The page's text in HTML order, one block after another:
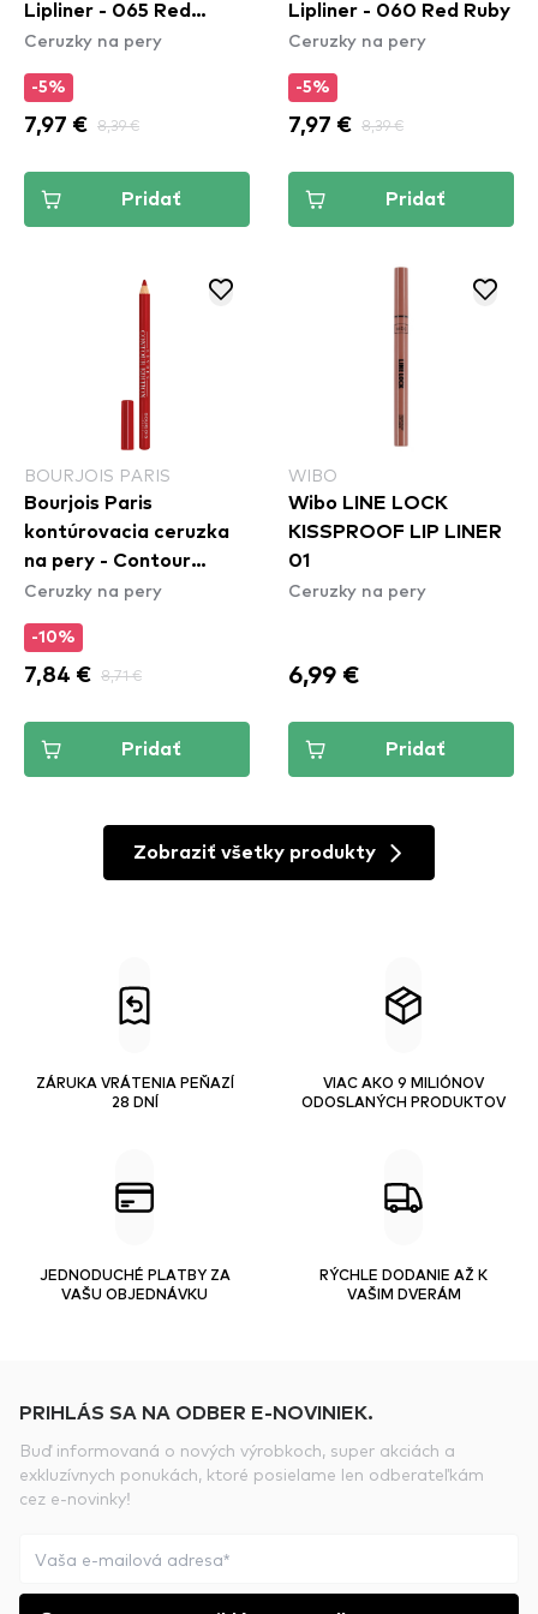
Lipliner - 065 Red
Sangria
Ceruzky na pery
-5%
7,97 € 8,39 €
Pridať
Lipliner - 060 Red Ruby
Ceruzky na pery
-5%
7,97 € 8,39 €
Pridať
BOURJOIS PARIS
Bourjois Paris
kontúrovacia ceruzka
na pery - Contour
Edition Lipliner - 07
Ceruzky na pery
-10%
7,84 € 8,71 €
Pridať
WIBO
Wibo LINE LOCK
KISSPROOF LIP LINER
01
Ceruzky na pery
6,99 €
Pridať
Zobraziť všetky produkty
ZÁRUKA VRÁTENIA PEŇAZÍ
28 DNÍ
VIAC AKO 9 MILIÓNOV
ODOSLANÝCH PRODUKTOV
JEDNODUCHÉ PLATBY ZA
VAŠU OBJEDNÁVKU
RÝCHLE DODANIE AŽ K
VAŠIM DVERÁM
PRIHLÁS SA NA ODBER E-NOVINIEK.
Buď informovaná o nových výrobkoch, super akciách a
exkluzívnych ponukách, ktoré posielame len odberateľkám
cez e-novinky!